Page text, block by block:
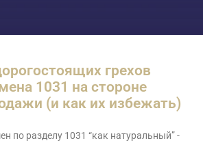
грехов
1031 на стороне
(и как их избежать)
по разделу 1031 “как натуральный” -